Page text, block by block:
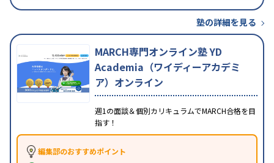
塾の詳細を見る
MARCH専門オンライン塾 YD
Academia（ワイディーアカデミ
ア）オンライン
週1の面談＆個別カリキュラムでMARCH合格を目
指す！
編集部のおすすめポイント